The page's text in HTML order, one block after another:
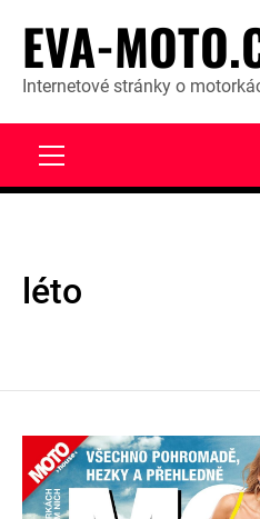
content
EVA-
Internetové stránky o
léto